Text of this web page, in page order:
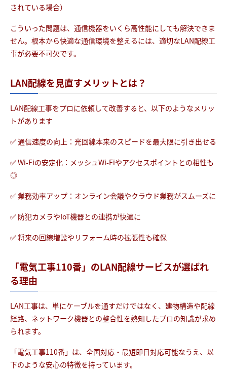
されている場合）
こういった問題は、通信機器をいくら高性能にしても解決できま
せん。根本から快適な通信環境を整えるには、適切なLAN配線工
事が必要不可欠です。
LAN配線を見直すメリットとは？
LAN配線工事をプロに依頼して改善すると、以下のようなメリッ
トがあります
✅ 通信速度の向上：光回線本来のスピードを最大限に引き出せる
✅ Wi-Fiの安定化：メッシュWi-Fiやアクセスポイントとの相性も
◎
✅ 業務効率アップ：オンライン会議やクラウド業務がスムーズに
✅ 防犯カメラやIoT機器との連携が快適に
✅ 将来の回線増設やリフォーム時の拡張性も確保
「電気工事110番」のLAN配線サービスが選ばれ
る理由
LAN工事は、単にケーブルを通すだけではなく、建物構造や配線
経路、ネットワーク機器との整合性を熟知したプロの知識が求め
られます。
「電気工事110番」は、全国対応・最短即日対応可能なうえ、以
下のような安心の特徴を持っています。